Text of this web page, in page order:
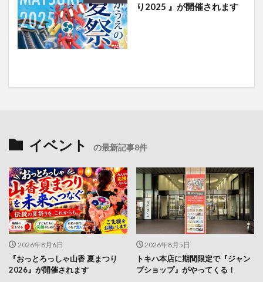
り2025 』が開催されます
イベント の最新記事8件
2026年8月6日
『おっとろっしゃ山香 夏まつり
2026』が開催されます
2026年8月5日
トキハ本店に期間限定で『ジャン
プショップ』がやってくる！